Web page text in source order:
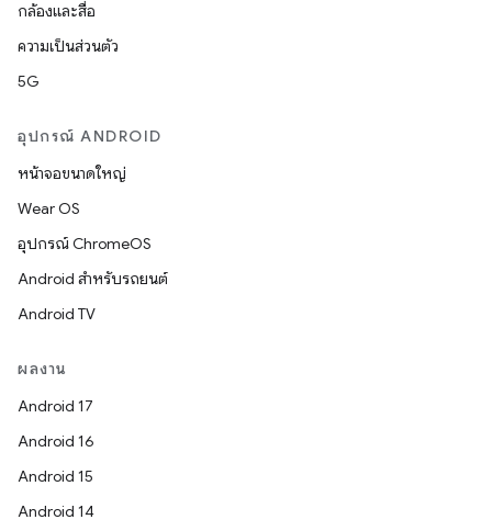
กล้องและสื่อ
ความเป็นส่วนตัว
5G
อุปกรณ์ ANDROID
หน้าจอขนาดใหญ่
Wear OS
อุปกรณ์ ChromeOS
Android สำหรับรถยนต์
Android TV
ผลงาน
Android 17
Android 16
Android 15
Android 14